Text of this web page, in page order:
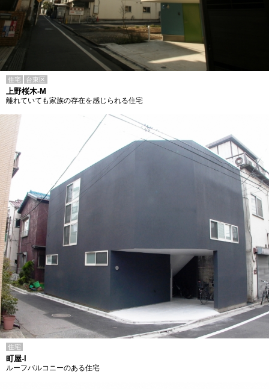
住宅 台東区
上野桜木-M
離れていても家族の存在を感じられる住宅
住宅
町屋-I
ルーフバルコニーのある住宅